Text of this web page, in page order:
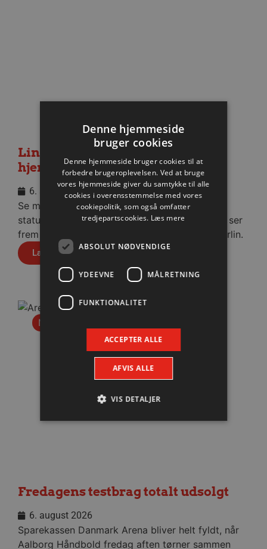
Lindskog glæder sig til første
hjemmekamp
6. august 2026
Se med når nytilkomne Anton Lindskog giver
status på sin første tid i Aalborg Håndbold og ser
frem mod fredagens testkamp mod Füchse Berlin.
Læs mere
Nyhed
Fredagens testbrag totalt udsolgt
6. august 2026
Sparekassen Danmark Arena bliver helt fyldt, når
Aalborg Håndbold fredag aften tørner sammen
Denne hjemmeside
bruger cookies
Denne hjemmeside bruger cookies til at
forbedre brugeroplevelsen. Ved at bruge
vores hjemmeside giver du samtykke til alle
cookies i overensstemmelse med vores
cookiepolitik, som også omfatter
tredjepartscookies. Læs mere
ABSOLUT NØDVENDIGE
YDEEVNE MÅLRETNING
FUNKTIONALITET
ACCEPTER ALLE
AFVIS ALLE
VIS DETALJER
hjemmesidens grundlæggende funktionalitet
Hjemmesiden kan ikke bruges korrekt uden de
Navn Udbyder / Domæne